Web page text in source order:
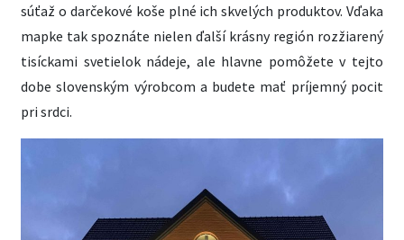
súťaž o darčekové koše plné ich skvelých produktov. Vďaka
mapke tak spoznáte nielen ďalší krásny región rozžiarený
tisíckami svetielok nádeje, ale hlavne pomôžete v tejto
dobe slovenským výrobcom a budete mať príjemný pocit
pri srdci.